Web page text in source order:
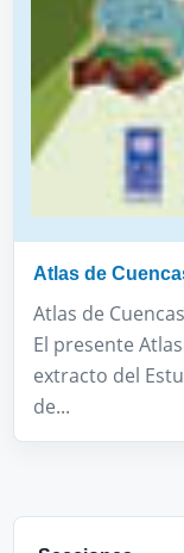
Atlas de
Atlas de
El presente
extracto del
de...